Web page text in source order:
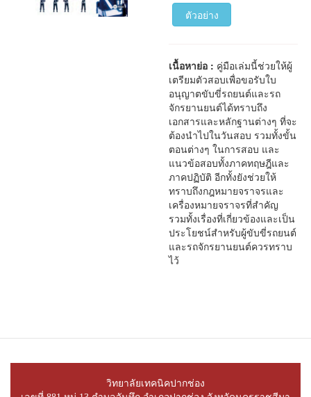
ตัวอย่าง
เนื้อหาย่อ : คู่มือเล่มนี้ช่วยให้ผู้
เตรียมตัวสอบเพื่อขอรับใบ
อนุญาตขับขี่รถยนต์และรถ
จักรยานยนต์ได้ทราบถึง
เอกสารและหลักฐานต่างๆ ที่จะ
ต้องนำไปในวันสอบ รวมทั้งขั้น
ตอนต่างๆ ในการสอบ และ
แนวข้อสอบทั้งภาคทฤษฎีและ
ภาคปฏิบัติ อีกทั้งยังช่วยให้
ทราบถึงกฎหมายจราจรและ
เครื่องหมายจราจรที่สำคัญ
รวมทั้งเรื่องที่เกี่ยวข้องและเป็น
ประโยชน์สำหรับผู้ขับขี่รถยนต์
และรถจักรยานยนต์ควรทราบ
ไว้
วิทยาลัยเทคนิคปากช่อง